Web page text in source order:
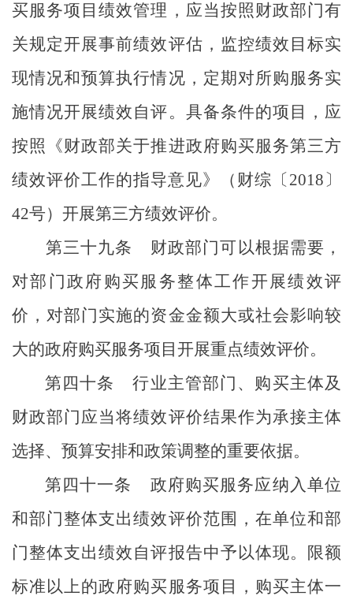
买服务项目绩效管理，应当按照财政部门有
关规定开展事前绩效评估， 监控绩效目标实
现情况和预算执行情况 ，定期对所购服务实
施情况开展绩效 自评。具备条件的项目，应
按照《财政部关于推进政府购买服务第三方
绩效评价工作的指导意见》（财综〔 2018 〕
42号）开展第三方绩效评价。
第三十九条
财政部门可以根据需要，
对部门政府购买服务整体工作开展绩效评
价，对部门实施的资金金额大或社会影响较
大的政府购买服务项目开展重点绩效评价。
第四十条
行业主管部门、购买主体及
财政部门应当将绩效评价结果作为承接主体
选择、预算安排和政策调整的重要依据。
第四十一条
政府购买服务应纳入单位
和部门整体支出绩效评价范围，在单位和部
门整体支出绩效自评报告中予以体现。限额
标准以上的政府购买服务项目，购买主体一